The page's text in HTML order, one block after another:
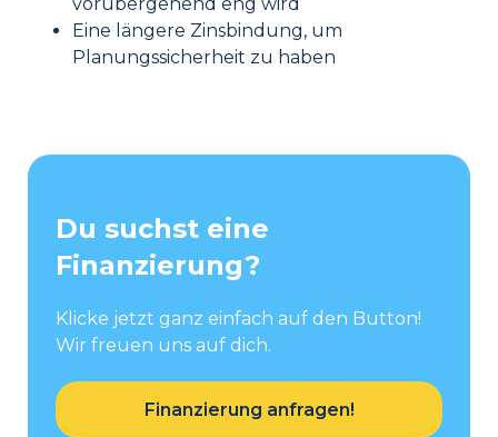
Eine längere Zinsbindung, um
Planungssicherheit zu haben
Du suchst eine
Finanzierung?
Klicke jetzt ganz einfach auf den Button!
Wir freuen uns auf dich.
Finanzierung anfragen!